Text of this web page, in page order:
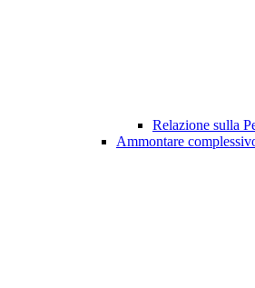
Relazione sulla
Ammontare